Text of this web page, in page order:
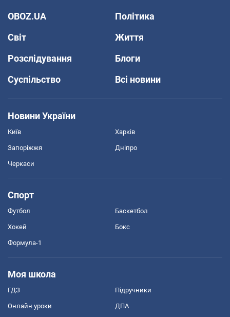
OBOZ.UA
Політика
Світ
Життя
Розслідування
Блоги
Суспільство
Всі новини
Новини України
Київ Харків
Запоріжжя Дніпро
Черкаси
Спорт
Футбол Баскетбол
Хокей Бокс
Формула-1
Моя школа
ГДЗ Підручники
Онлайн уроки ДПА